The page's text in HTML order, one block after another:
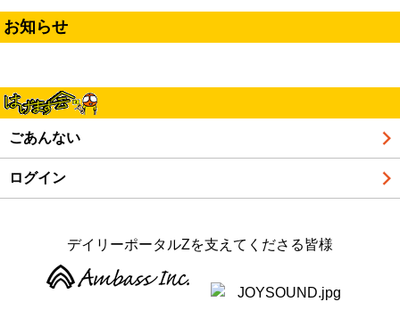
ジ）
お知らせ
ごあんない
ログイン
デイリーポータルZを支えてくださる皆様